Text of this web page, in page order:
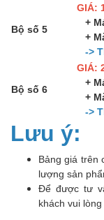
Bộ số 5
GIÁ:
+
+
->
Bộ số 6
GIÁ:
+
+
->
Lưu ý:
Bảng giá trên
lượng sản
Để được tư
khách vui